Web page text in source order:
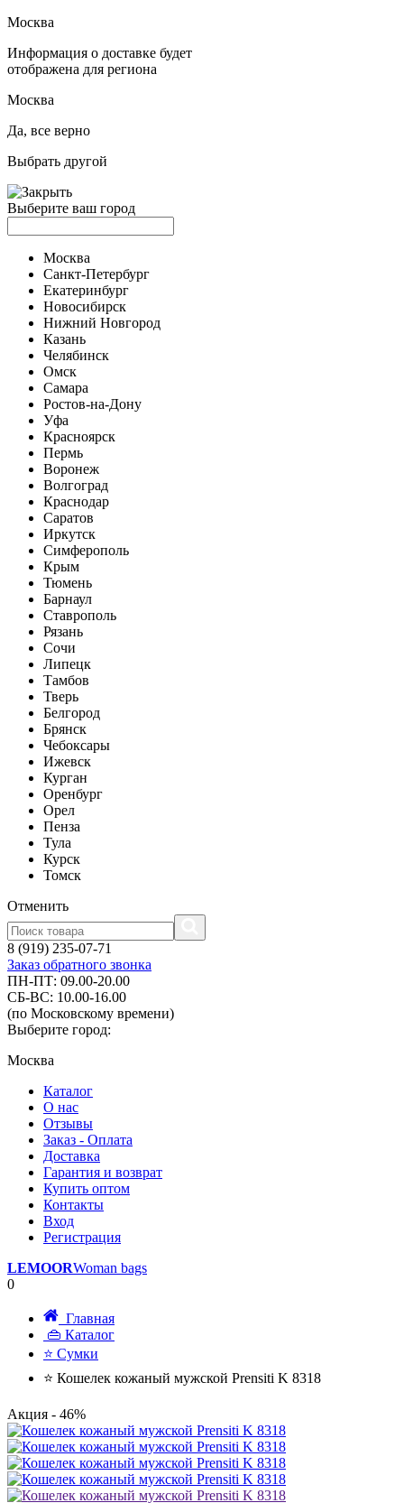
Москва
Информация о доставке будет
отображена для региона
Москва
Да, все верно
Выбрать другой
Выберите ваш город
Москва
Санкт-Петербург
Екатеринбург
Новосибирск
Нижний Новгород
Казань
Челябинск
Омск
Самара
Ростов-на-Дону
Уфа
Красноярск
Пермь
Воронеж
Волгоград
Краснодар
Саратов
Иркутск
Симферополь
Крым
Тюмень
Барнаул
Ставрополь
Рязань
Сочи
Липецк
Тамбов
Тверь
Белгород
Брянск
Чебоксары
Ижевск
Курган
Оренбург
Орел
Пенза
Тула
Курск
Томск
Отменить
8 (919) 235-07-71
Заказ обратного звонка
ПН-ПТ: 09.00-20.00
СБ-ВС: 10.00-16.00
(по Московскому времени)
Выберите город:
Москва
Каталог
О нас
Отзывы
Заказ - Оплата
Доставка
Гарантия и возврат
Купить оптом
Контакты
Вход
Регистрация
LEMOORWoman bags
0
Главная
👜 Каталог
⭐ Сумки
⭐ Кошелек кожаный мужской Prensiti K 8318
Акция - 46%